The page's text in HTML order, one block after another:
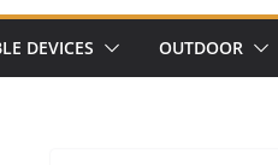
DEVICES OUTDOOR